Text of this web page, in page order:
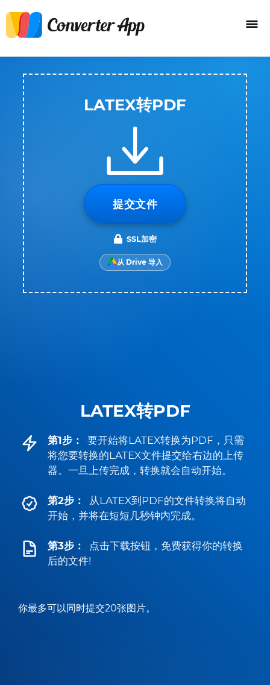
LATEX转PDF
第1步：
要开始将LATEX转换为PDF，只需
将您要转换的LATEX文件提交给右边的上传
器。一旦上传完成，转换就会自动开始。
第2步：
从LATEX到PDF的文件转换将自动
开始，并将在短短几秒钟内完成。
第3步：
点击下载按钮，免费获得你的转换
后的文件!
你最多可以同时提交20张图片。
LATEX转PDF
提交文件
SSL加密
从 Drive 导入